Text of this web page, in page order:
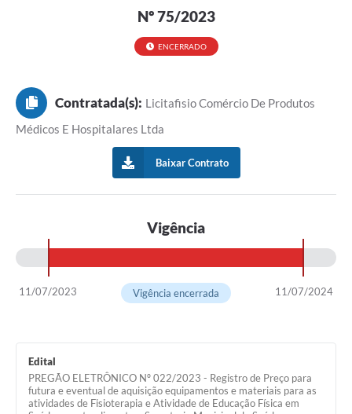
Nº 75/2023
ENCERRADO
Contratada(s): Licitafisio Comércio De Produtos
Médicos E Hospitalares Ltda
Baixar Contrato
Vigência
11/07/2023 11/07/2024
Vigência encerrada
Edital
PREGÃO ELETRÔNICO Nº 022/2023 - Registro de Preço para
futura e eventual de aquisição equipamentos e materiais para as
atividades de Fisioterapia e Atividade de Educação Física em